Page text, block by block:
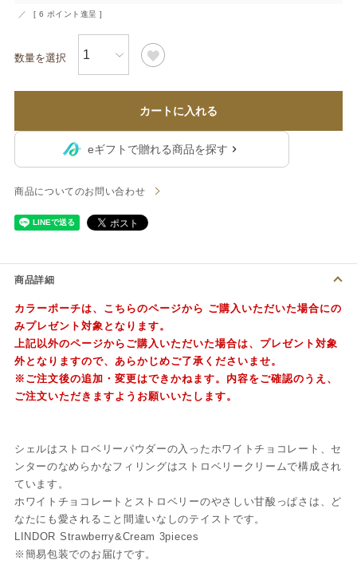
[ 6 ポイント進呈 ]
カートに入れる
eギフトで贈れる商品を探す
商品についてのお問い合わせ
商品詳細
カラーポーチは、 こちらのページから ご購入いただいた場合にの
みプレゼント対象となります。
上記以外のページからご購入いただいた場合は、プレゼント対象
外となりますので、あらかじめご了承くださいませ。
※ご注文後の追加・変更はできかねます。内容をご確認のうえ、
ご注文いただきますようお願いいたします。
シェルはストロベリーパウダーの入ったホワイトチョコレート、セ
ンターのなめらかなフィリングはストロベリークリームで構成され
ています。
ホワイトチョコレートとストロベリーのやさしい甘酸っぱさは、ど
なたにも愛されること間違いなしのテイストです。
LINDOR Strawberry&Cream 3pieces
※簡易包装でのお届けです。